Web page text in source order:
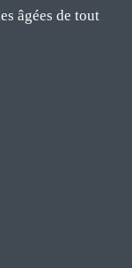
âgées de tout